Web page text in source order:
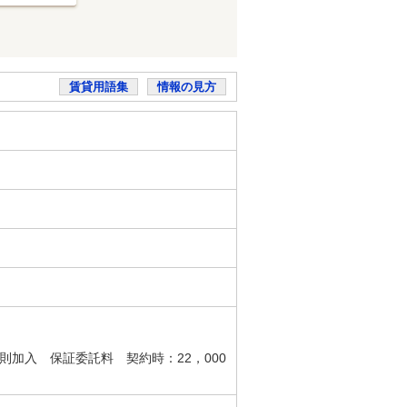
賃貸用語集 情報の見方
則加入 保証委託料 契約時：22，000